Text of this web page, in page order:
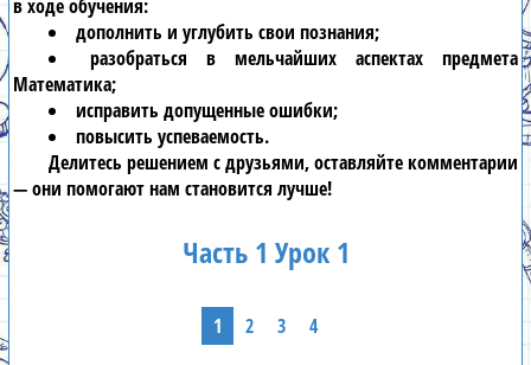
в ходе обучения:
дополнить и углубить свои познания;
разобраться в мельчайших аспектах предмета
Математика;
исправить допущенные ошибки;
повысить успеваемость.
Делитесь решением с друзьями, оставляйте комментарии
— они помогают нам становится лучше!
Часть 1 Урок 1
1 2 3 4